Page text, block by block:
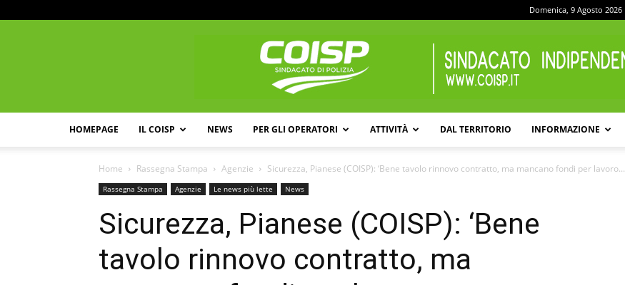
Domenica, 9 Agosto 2026
HOMEPAGE IL COISP NEWS PER GLI OPERATORI ATTIVITÀ DAL TERRITORIO INFORMAZIONE
Home Rassegna Stampa Agenzie Sicurezza, Pianese (COISP): ‘Bene tavolo rinnovo contratto, ma mancano fondi per lavoro...
Rassegna Stampa Agenzie Le news più lette News
Sicurezza, Pianese (COISP): ‘Bene
tavolo rinnovo contratto, ma